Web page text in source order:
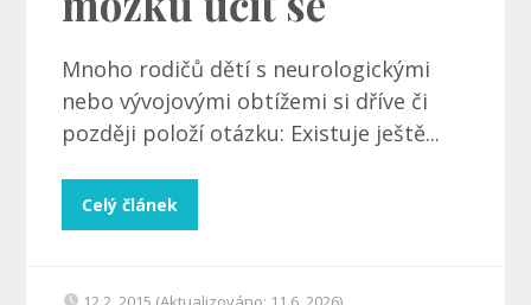
Mnoho rodičů dětí s neurologickými
nebo vývojovými obtížemi si dříve či
později položí otázku: Existuje ještě...
Celý článek